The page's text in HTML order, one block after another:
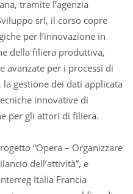
tramite l’agenzia
srl, il corso copre
per l’innovazione in
della filiera produttiva,
avanzate per i processi di
gestione dei dati applicata
innovative di
per gli attori di filiera.
“Opera – Organizzare
dell’attività”, e
Italia Francia